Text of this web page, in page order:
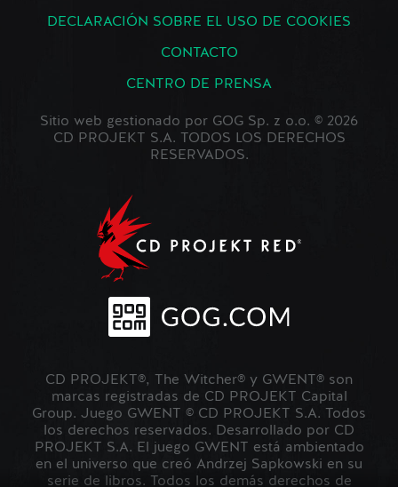
DECLARACIÓN SOBRE EL USO DE COOKIES
CONTACTO
CENTRO DE PRENSA
Sitio web gestionado por GOG Sp. z o.o. © 2026
CD PROJEKT S.A. TODOS LOS DERECHOS
RESERVADOS.
CD PROJEKT®, The Witcher® y GWENT® son
marcas registradas de CD PROJEKT Capital
Group. Juego GWENT © CD PROJEKT S.A. Todos
los derechos reservados. Desarrollado por CD
PROJEKT S.A. El juego GWENT está ambientado
en el universo que creó Andrzej Sapkowski en su
serie de libros. Todos los demás derechos de